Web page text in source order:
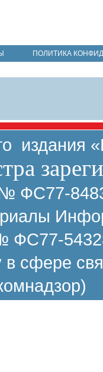
ПОЛИТИКА
издания
ФС77-
ФС77-
в сфере